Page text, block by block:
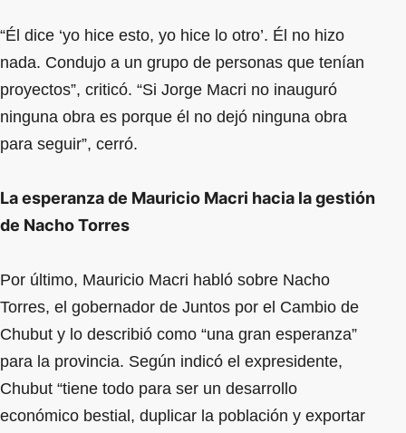
“Él dice ‘yo hice esto, yo hice lo otro’. Él no hizo
nada. Condujo a un grupo de personas que tenían
proyectos”, criticó. “Si Jorge Macri no inauguró
ninguna obra es porque él no dejó ninguna obra
para seguir”, cerró.
La esperanza de Mauricio Macri hacia la gestión
de Nacho Torres
Por último, Mauricio Macri habló sobre Nacho
Torres, el gobernador de Juntos por el Cambio de
Chubut y lo describió como “una gran esperanza”
para la provincia. Según indicó el expresidente,
Chubut “tiene todo para ser un desarrollo
económico bestial, duplicar la población y exportar